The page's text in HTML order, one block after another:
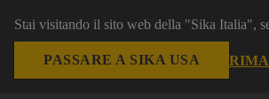
Stai visitando il sito web della "Sika Italia",
PASSARE A SIKA USA